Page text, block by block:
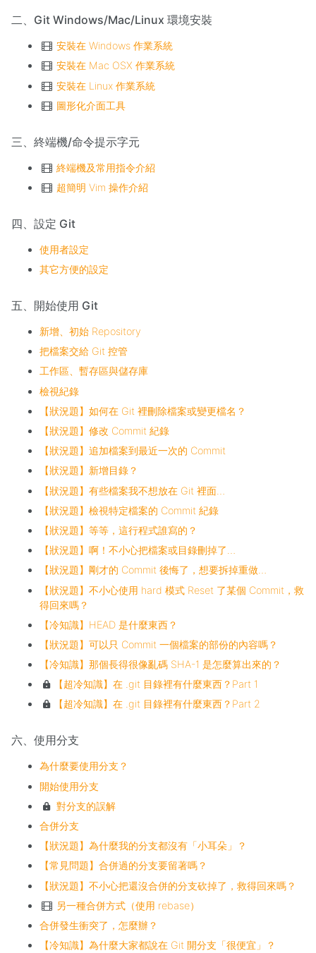
二、Git Windows/Mac/Linux 環境安裝
安裝在 Windows 作業系統
安裝在 Mac OSX 作業系統
安裝在 Linux 作業系統
圖形化介面工具
三、終端機/命令提示字元
終端機及常用指令介紹
超簡明 Vim 操作介紹
四、設定 Git
使用者設定
其它方便的設定
五、開始使用 Git
新增、初始 Repository
把檔案交給 Git 控管
工作區、暫存區與儲存庫
檢視紀錄
【狀況題】如何在 Git 裡刪除檔案或變更檔名？
【狀況題】修改 Commit 紀錄
【狀況題】追加檔案到最近一次的 Commit
【狀況題】新增目錄？
【狀況題】有些檔案我不想放在 Git 裡面…
【狀況題】檢視特定檔案的 Commit 紀錄
【狀況題】等等，這行程式誰寫的？
【狀況題】啊！不小心把檔案或目錄刪掉了…
【狀況題】剛才的 Commit 後悔了，想要拆掉重做…
【狀況題】不小心使用 hard 模式 Reset 了某個 Commit，救
得回來嗎？
【冷知識】HEAD 是什麼東西？
【狀況題】可以只 Commit 一個檔案的部份的內容嗎？
【冷知識】那個長得很像亂碼 SHA-1 是怎麼算出來的？
【超冷知識】在 .git 目錄裡有什麼東西？Part 1
【超冷知識】在 .git 目錄裡有什麼東西？Part 2
六、使用分支
為什麼要使用分支？
開始使用分支
對分支的誤解
合併分支
【狀況題】為什麼我的分支都沒有「小耳朵」？
【常見問題】合併過的分支要留著嗎？
【狀況題】不小心把還沒合併的分支砍掉了，救得回來嗎？
另一種合併方式（使用 rebase）
合併發生衝突了，怎麼辦？
【冷知識】為什麼大家都說在 Git 開分支「很便宜」？